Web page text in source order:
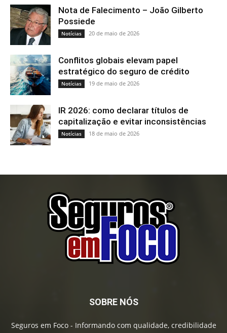
Nota de Falecimento – João Gilberto
Possiede
Notícias 20 de maio de 2026
Conflitos globais elevam papel
estratégico do seguro de crédito
Notícias 19 de maio de 2026
IR 2026: como declarar títulos de
capitalização e evitar inconsistências
Notícias 18 de maio de 2026
SOBRE NÓS
Seguros em Foco - Informando com qualidade, credibilidade